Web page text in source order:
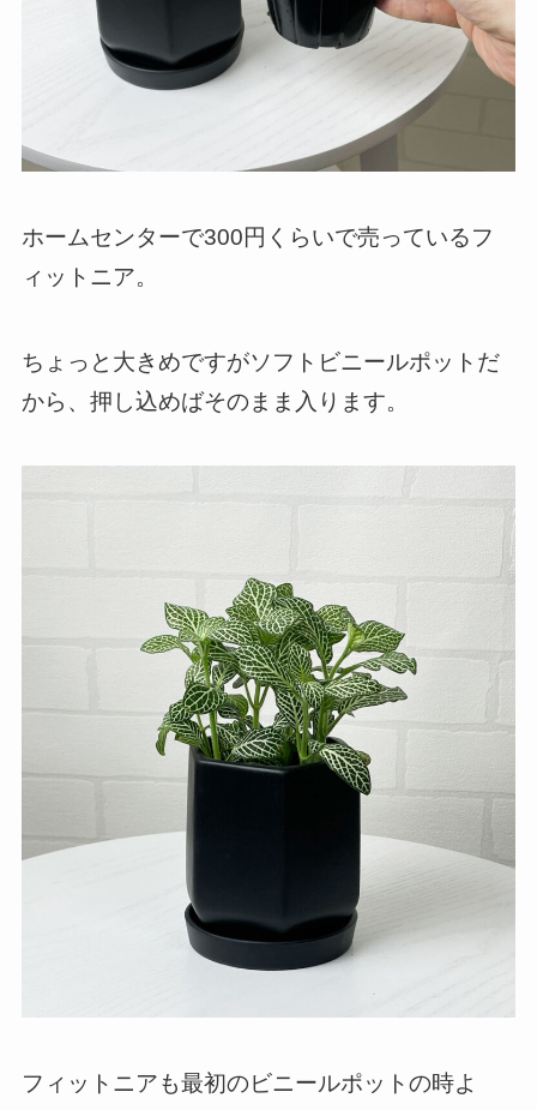
ホームセンターで300円くらいで売っているフ
ィットニア。
ちょっと大きめですがソフトビニールポットだ
から、押し込めばそのまま入ります。
フィットニアも最初のビニールポットの時よ